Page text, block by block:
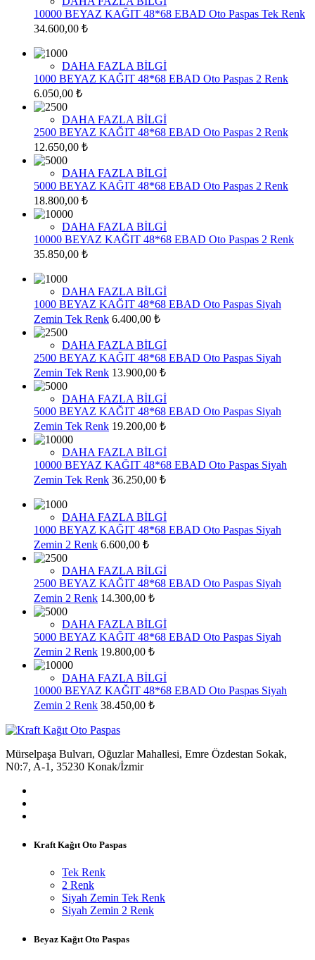
10000 BEYAZ KAĞIT 48*68 EBAD Oto Paspas Tek Renk
34.600,00 ₺
DAHA FAZLA BİLGİ
1000 BEYAZ KAĞIT 48*68 EBAD Oto Paspas 2 Renk
6.050,00 ₺
DAHA FAZLA BİLGİ
2500 BEYAZ KAĞIT 48*68 EBAD Oto Paspas 2 Renk
12.650,00 ₺
DAHA FAZLA BİLGİ
5000 BEYAZ KAĞIT 48*68 EBAD Oto Paspas 2 Renk
18.800,00 ₺
DAHA FAZLA BİLGİ
10000 BEYAZ KAĞIT 48*68 EBAD Oto Paspas 2 Renk
35.850,00 ₺
DAHA FAZLA BİLGİ
1000 BEYAZ KAĞIT 48*68 EBAD Oto Paspas Siyah
Zemin Tek Renk 6.400,00 ₺
DAHA FAZLA BİLGİ
2500 BEYAZ KAĞIT 48*68 EBAD Oto Paspas Siyah
Zemin Tek Renk 13.900,00 ₺
DAHA FAZLA BİLGİ
5000 BEYAZ KAĞIT 48*68 EBAD Oto Paspas Siyah
Zemin Tek Renk 19.200,00 ₺
DAHA FAZLA BİLGİ
10000 BEYAZ KAĞIT 48*68 EBAD Oto Paspas Siyah
Zemin Tek Renk 36.250,00 ₺
DAHA FAZLA BİLGİ
1000 BEYAZ KAĞIT 48*68 EBAD Oto Paspas Siyah
Zemin 2 Renk 6.600,00 ₺
DAHA FAZLA BİLGİ
2500 BEYAZ KAĞIT 48*68 EBAD Oto Paspas Siyah
Zemin 2 Renk 14.300,00 ₺
DAHA FAZLA BİLGİ
5000 BEYAZ KAĞIT 48*68 EBAD Oto Paspas Siyah
Zemin 2 Renk 19.800,00 ₺
DAHA FAZLA BİLGİ
10000 BEYAZ KAĞIT 48*68 EBAD Oto Paspas Siyah
Zemin 2 Renk 38.450,00 ₺
Mürselpaşa Bulvarı, Oğuzlar Mahallesi, Emre Özdestan Sokak,
N0:7, A-1, 35230 Konak/İzmir
Kraft Kağıt Oto Paspas
Tek Renk
2 Renk
Siyah Zemin Tek Renk
Siyah Zemin 2 Renk
Beyaz Kağıt Oto Paspas